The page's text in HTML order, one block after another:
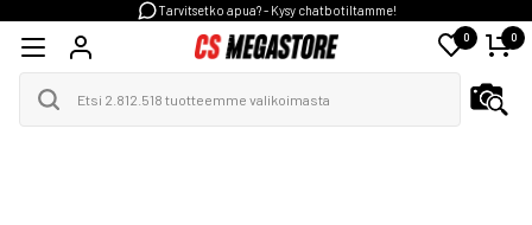
Tarvitsetko apua? - Kysy chatbotiltamme!
0 0